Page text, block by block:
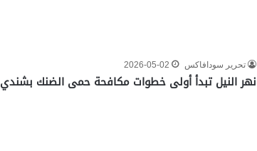
تحرير سودافاكس 2026-05-02
نهر النيل تبدأ أولى خطوات مكافحة حمى الضنك بشندي